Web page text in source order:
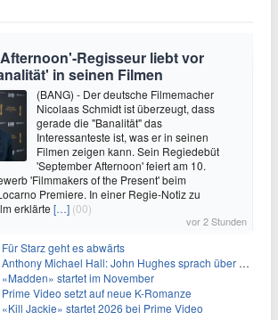
Regisseur liebt vor
in seinen Filmen
(BANG) - Der deutsche Filmemacher
Nicolaas Schmidt ist überzeugt, dass
gerade die "Banalität" das
Interessanteste ist, was er in seinen
Filmen zeigen kann. Sein Regiedebüt
'September Afternoon' feiert am 10.
'Filmmakers of the Present' beim
Premiere. In einer Regie-Notiz zu
erklärte […] (00)
vor 2 Stunden
Für Starz geht es abwärts
Anthony Michael Hall: John Hughes sprach über eine Fortsetzung von 'The Breakfast Club'
«Madden» startet im November
Prime Video setzt auf neue K-Romanze
«Kill Jackie» startet 2026 bei Prime Video